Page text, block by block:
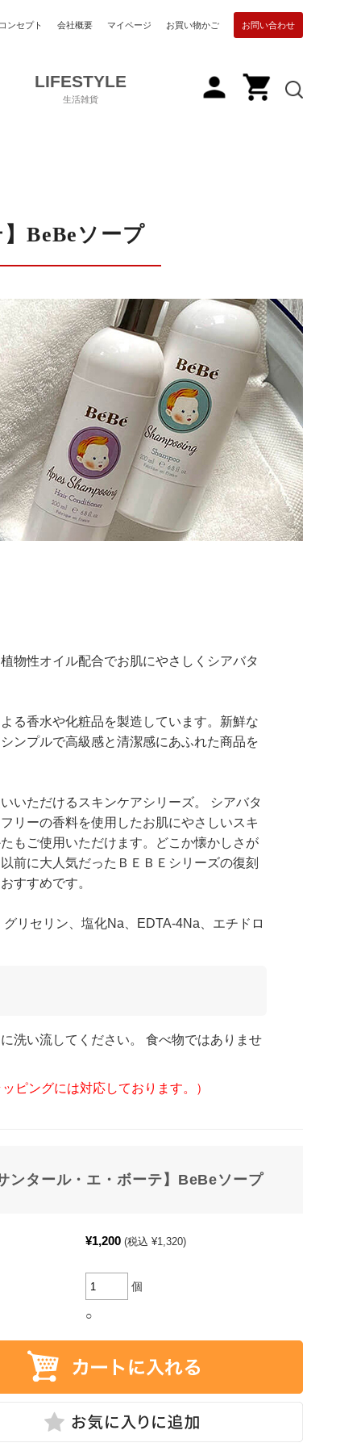
ンセプト 会社概要 マイページ お買い物かご お問い合わせ
LIFESTYLE
生活雑貨
BeBeソープ
物性オイル配合でお肌にやさしくシアバタ
る香水や化粧品を製造しています。新鮮な
ンプルで高級感と清潔感にあふれた商品を
いただけるスキンケアシリーズ。 シアバタ
リーの香料を使用したお肌にやさしいスキ
もご使用いただけます。どこか懐かしさが
前に大人気だったＢＥＢＥシリーズの復刻
すすめです。
リセリン、塩化Na、EDTA-4Na、エチドロ
洗い流してください。 食べ物ではありませ
ピングには対応しております。）
サンタール・エ・ボーテ】BeBeソープ
¥1,200 (税込 ¥1,320)
個
○